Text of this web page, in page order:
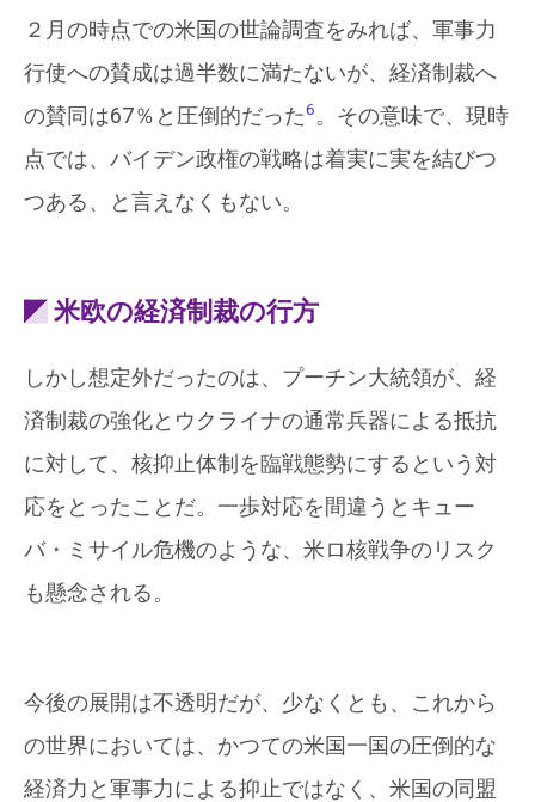
２月の時点での米国の世論調査をみれば、軍事力
行使への賛成は過半数に満たないが、経済制裁へ
の賛同は67％と圧倒的だった6。その意味で、現時
点では、バイデン政権の戦略は着実に実を結びつ
つある、と言えなくもない。
米欧の経済制裁の行方
しかし想定外だったのは、プーチン大統領が、経
済制裁の強化とウクライナの通常兵器による抵抗
に対して、核抑止体制を臨戦態勢にするという対
応をとったことだ。一歩対応を間違うとキュー
バ・ミサイル危機のような、米ロ核戦争のリスク
も懸念される。
今後の展開は不透明だが、少なくとも、これから
の世界においては、かつての米国一国の圧倒的な
経済力と軍事力による抑止ではなく、米国の同盟